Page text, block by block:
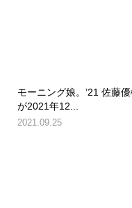
モーニング娘。’21 佐藤
が2021年12...
2021.09.25